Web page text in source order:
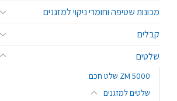
מכונות שטיפה וחומרי ניקוי למזגנים
קבלים
שלטים
ZM 5000 שלט חכם
שלטים למזגנים